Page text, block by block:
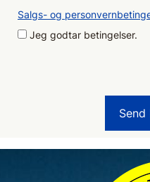
Salgs- og
Jeg godtar betingelser.